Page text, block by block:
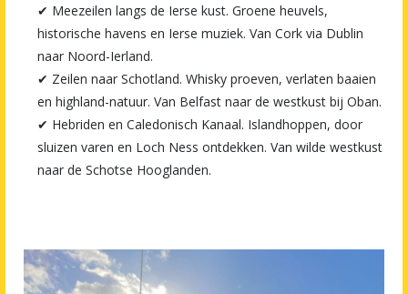
✔ Meezeilen langs de Ierse kust. Groene heuvels,
historische havens en Ierse muziek. Van Cork via Dublin
naar Noord-Ierland.
✔ Zeilen naar Schotland. Whisky proeven, verlaten baaien
en highland-natuur. Van Belfast naar de westkust bij Oban.
✔ Hebriden en Caledonisch Kanaal. Islandhoppen, door
sluizen varen en Loch Ness ontdekken. Van wilde westkust
naar de Schotse Hooglanden.